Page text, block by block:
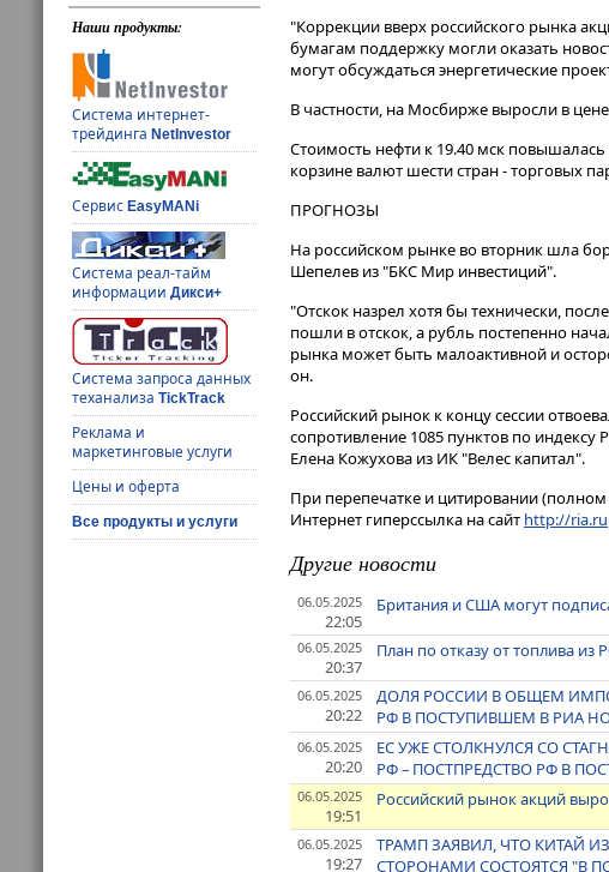
Наши продукты:
Система интернет-
трейдингаNetInvestor
СервисEasyMANi
Система реал-тайм
информацииДикси+
Система запроса данных
теханализаTickTrack
Реклама и
маркетинговые услуги
Цены и оферта
Все продукты и услуги
"Коррекции вверх российского рынка
бумагам поддержку могли оказать
могут обсуждаться энергетические
В частности, на Мосбирже выросли в
Стоимость нефти к 19.40 мск
корзине валют шести стран - торговых
ПРОГНОЗЫ
На российском рынке во вторник шла
Шепелев из "БКС Мир инвестиций".
"Отскок назрел хотя бы технически,
пошли в отскок, а рубль постепенно
рынка может быть малоактивной и
он.
Российский рынок к концу сессии
сопротивление 1085 пунктов по
Елена Кожухова из ИК "Велес капитал".
При перепечатке и цитировании
Интернет гиперссылка на сайт http://ria.ru
Другие новости
06.05.2025
22:05
Британия и США могут
06.05.2025
20:37
План по отказу от топлива из
06.05.2025
20:22
ДОЛЯ РОССИИ В ОБЩЕМ
РФ В ПОСТУПИВШЕМ В РИА
06.05.2025
20:20
ЕС УЖЕ СТОЛКНУЛСЯ СО
РФ – ПОСТПРЕДСТВО РФ В
06.05.2025
19:51
Российский рынок акций
06.05.2025
19:27
ТРАМП ЗАЯВИЛ, ЧТО КИТАЙ
СТОРОНАМИ СОСТОЯТСЯ "В